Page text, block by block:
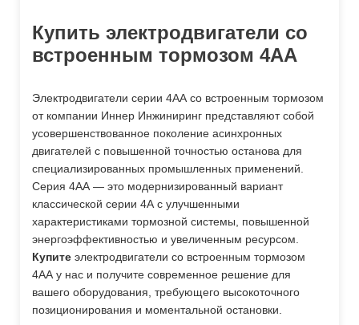
Купить электродвигатели со
встроенным тормозом 4АА
Электродвигатели серии 4АА со встроенным тормозом
от компании Иннер Инжиниринг представляют собой
усовершенствованное поколение асинхронных
двигателей с повышенной точностью останова для
специализированных промышленных применений.
Серия 4АА — это модернизированный вариант
классической серии 4А с улучшенными
характеристиками тормозной системы, повышенной
энергоэффективностью и увеличенным ресурсом.
Купите электродвигатели со встроенным тормозом
4АА у нас и получите современное решение для
вашего оборудования, требующего высокоточного
позиционирования и моментальной остановки.